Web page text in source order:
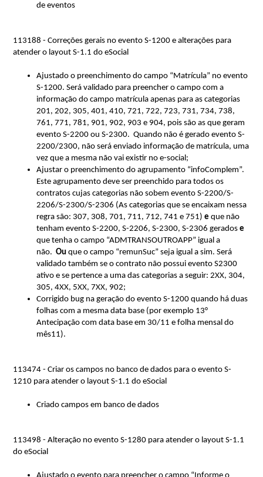
de eventos
113188 - Correções gerais no evento S-1200 e alterações para
atender o layout S-1.1 doeSocial
Ajustado o preenchimento do campo “Matrícula” no evento
S-1200. Será validado para preencher o campo com a
informação do campo matrícula apenas para as categorias
201, 202, 305, 401, 410, 721, 722, 723, 731, 734, 738,
761, 771, 781, 901, 902, 903 e 904, pois são as que geram
evento S-2200 ou S-2300. Quando não é gerado evento S-
2200/2300, não será enviado informação de matrícula, uma
vez que a mesma não vai existir no e-social ;
Ajustar o preenchimento do agrupamento “infoComplem”.
Este agrupamento deve ser preenchido para todos os
contratos cujas categorias não sobem evento S-2200/S-
2206/S-2300/S-2306 (As categorias que se encaixam nessa
regra são: 307, 308, 701, 711, 712, 741 e 751) e que não
tenham evento S-2200, S-2206, S-2300, S-2306 gerados e
que tenha o campo “ADMTRANSOUTROAPP” igual a
não. Ou que o campo “remunSuc” seja igual a sim. Será
validado também se o contrato não possui evento S2300
ativo e se pertence a uma das categorias a seguir: 2XX, 304,
305, 4XX, 5XX, 7XX, 902;
Corrigido bug na geração do evento S-1200 quando há duas
folhas com a mesma data base (por exemplo 13°
Antecipação com data base em 30/11 e folha mensal do
mês11).
113474 - Criar os campos no banco de dados para o evento S-
1210 para atender o layout S-1.1 doeSocial
Criado campos em banco de dados
113498 - Alteração no evento S-1280 para atender o layout S-1.1
doeSocial